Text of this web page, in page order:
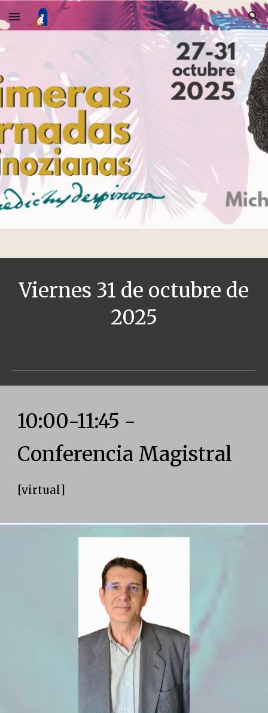
Skip to main content Skip to navigation
Viernes 31 de octubre de
2025
10:00-11:45 -
Conferencia Magistral
[virtual]